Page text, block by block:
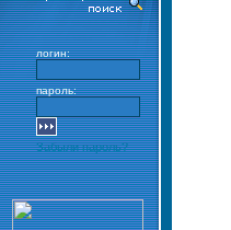
логин:
пароль:
Забыли пароль?